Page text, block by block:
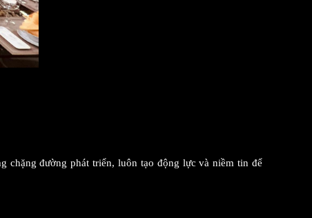
chặng đường phát triển, luôn tạo động lực và niềm tin để